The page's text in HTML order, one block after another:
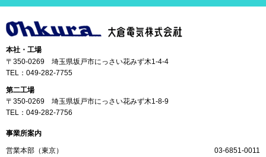
本社・工場
〒350-0269 埼玉県坂戸市にっさい花みず木1-4-4
TEL： 049-282-7755
第二工場
〒350-0269 埼玉県坂戸市にっさい花みず木1-8-9
TEL： 049-282-7756
事業所案内
営業本部（東京）
03-6851-0011